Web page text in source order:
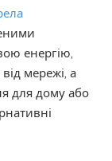
енергію,
мережі, а
для дому або